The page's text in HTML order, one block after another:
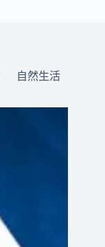
自然生活